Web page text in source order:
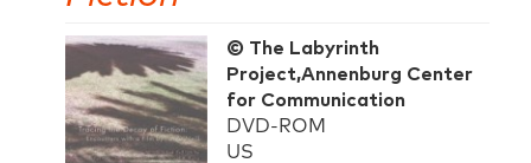
© The Labyrinth
Project,Annenburg Center
for Communication
DVD-ROM
US